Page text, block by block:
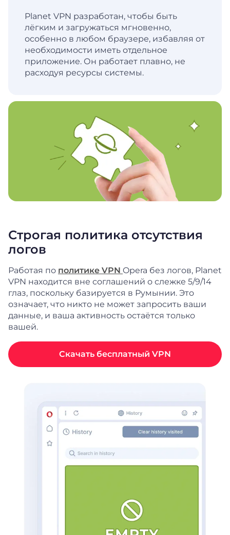
Planet VPN разработан, чтобы быть
лёгким и загружаться мгновенно,
особенно в любом браузере, избавляя от
необходимости иметь отдельное
приложение. Он работает плавно, не
расходуя ресурсы системы.
Строгая политика отсутствия
логов
Работая по политике VPN Opera без логов, Planet
VPN находится вне соглашений о слежке 5/9/14
глаз, поскольку базируется в Румынии. Это
означает, что никто не может запросить ваши
данные, и ваша активность остаётся только
вашей.
Скачать бесплатный VPN